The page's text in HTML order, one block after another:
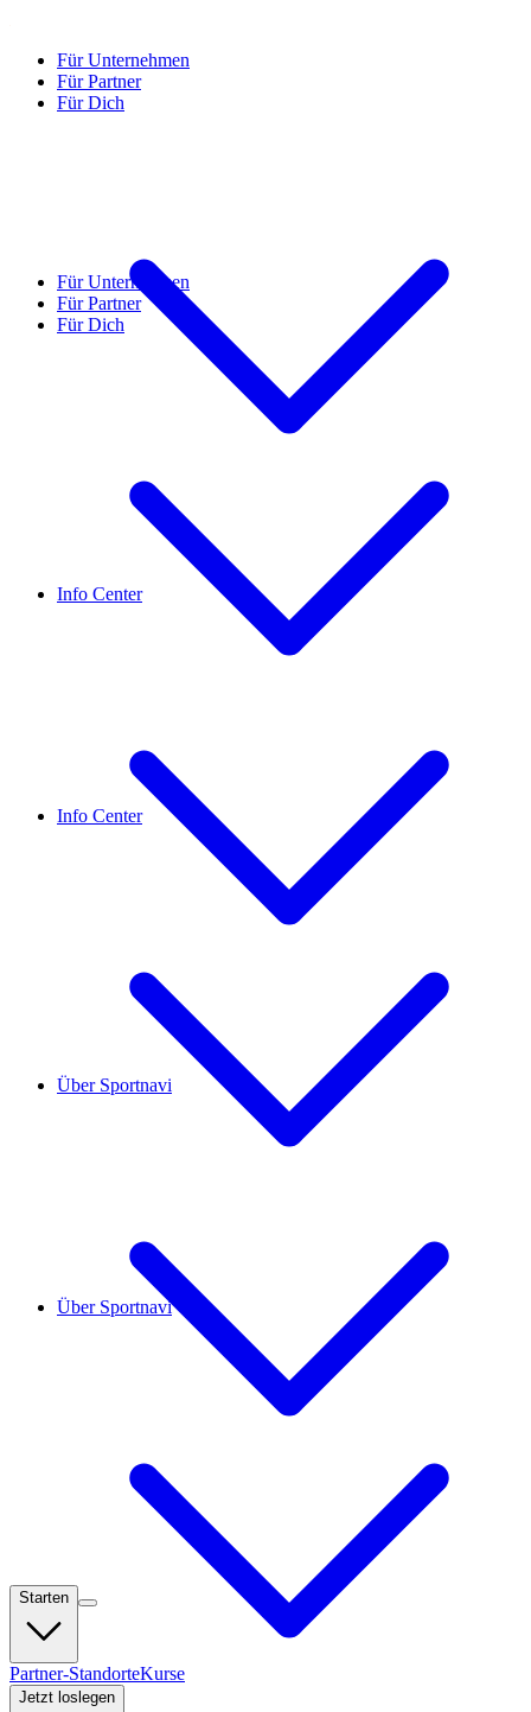
Für Unternehmen
Für Partner
Für Dich
Info Center
Über Sportnavi
Starten
Partner-StandorteKurse
Jetzt loslegen
Für Unternehmen
Für Partner
Für Dich
Info Center
Über Sportnavi